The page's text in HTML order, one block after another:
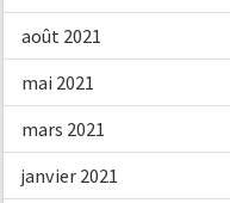
août 2021
mai 2021
mars 2021
janvier 2021